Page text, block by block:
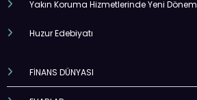
Yakın Koruma Hizmetlerinde Yeni Dönem
Huzur Edebiyatı
FİNANS DÜNYASI